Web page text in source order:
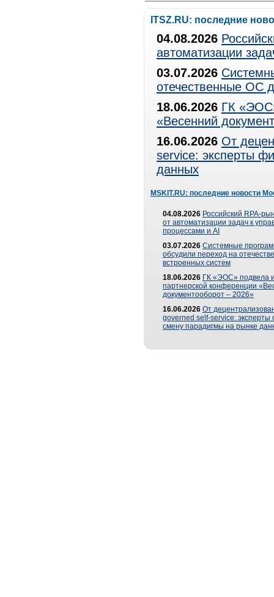
ITSZ.RU: последние
04.08.2026
автоматизации
03.07.2026
отечественные ОС
18.06.2026 ГК
«Весенний
16.06.2026 От
service: эксперты
данных
MSKIT.RU: последние новости
04.08.2026 Российский RPA-
от автоматизации задач к
процессами и AI
03.07.2026 Системные
обсудили переход на
встроенных систем
18.06.2026 ГК «ЭОС» подвела
партнерской конференции
документооборот – 2026»
16.06.2026 От
governed self-service: эксперты
смену парадигмы на рынке